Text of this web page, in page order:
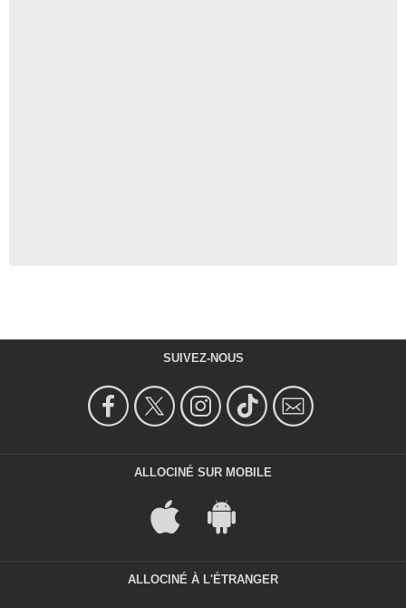
SUIVEZ-NOUS
ALLOCINÉ SUR MOBILE
ALLOCINÉ À L'ÉTRANGER